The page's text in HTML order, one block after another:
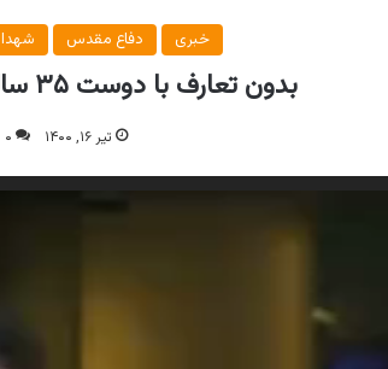
خبری دفاع مقدس شهدا
بدون تعارف با دوست ۳۵ ساله حاج قاسم سلیمانی
تیر ۱۶, ۱۴۰۰ ۰